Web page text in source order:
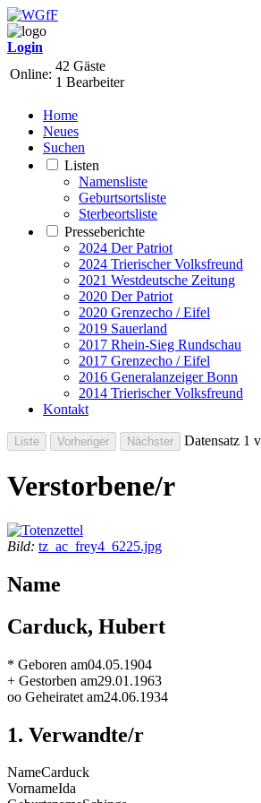
Login
Online:
42 Gäste
1 Bearbeiter
Home
Neues
Suchen
Listen
Namensliste
Geburtsortsliste
Sterbeortsliste
Presseberichte
2024 Der Patriot
2024 Trierischer Volksfreund
2021 Westdeutsche Zeitung
2020 Der Patriot
2020 Grenzecho / Eifel
2019 Sauerland
2017 Rhein-Sieg Rundschau
2017 Grenzecho / Eifel
2016 Generalanzeiger Bonn
2014 Trierischer Volksfreund
Kontakt
Datensatz 1
Verstorbene/r
Bild: tz_ac_frey4_6225.jpg
Name
Carduck, Hubert
* Geboren am04.05.1904
+ Gestorben am29.01.1963
oo Geheiratet am24.06.1934
1. Verwandte/r
NameCarduck
VornameIda